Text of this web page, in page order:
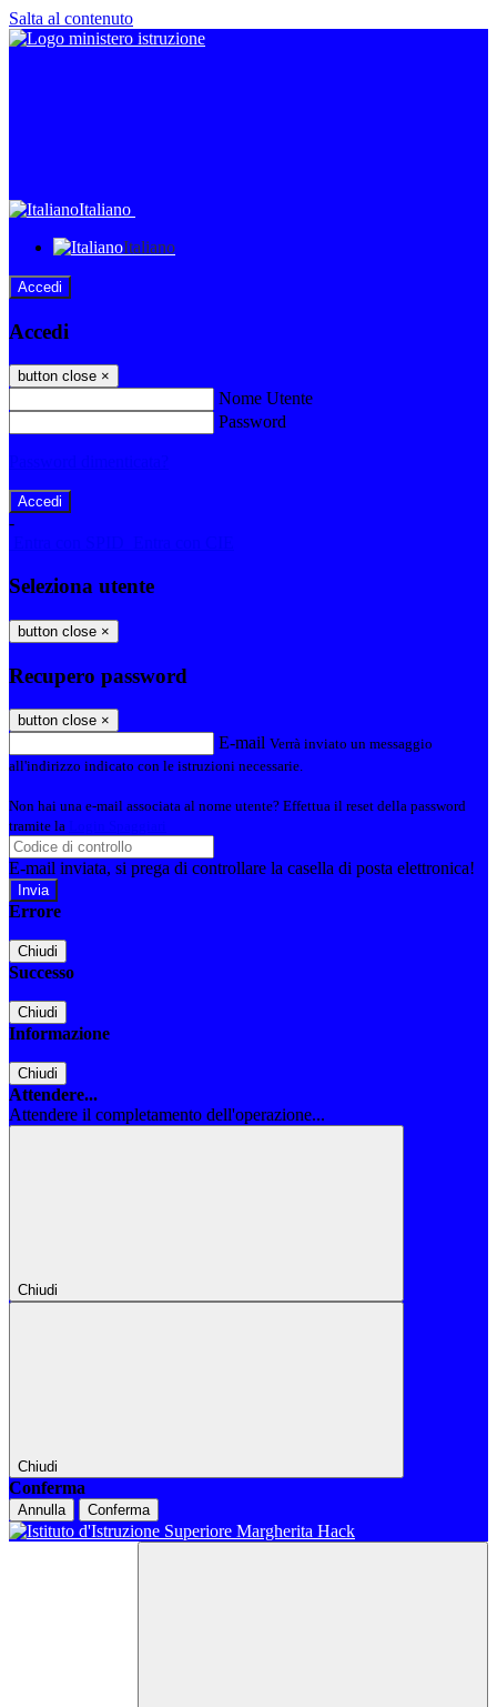
Salta al contenuto
Italiano
Italiano
Accedi
Accedi
button close ×
Nome Utente
Password
-
Seleziona utente
button close ×
Recupero password
button close ×
E-mail Verrà inviato un messaggio
all'indirizzo indicato con le istruzioni necessarie.
Non hai una e-mail associata al nome utente? Effettua il reset della password
tramite la
E-mail inviata, si prega di controllare la casella di posta elettronica!
Errore
Chiudi
Successo
Chiudi
Informazione
Chiudi
Attendere...
Attendere il completamento dell'operazione...
Chiudi
Chiudi
Conferma
Annulla Conferma